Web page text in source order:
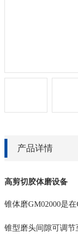
产品详情
高剪切胶体磨设备
锥体磨GM02000是
锥型磨头间隙可调